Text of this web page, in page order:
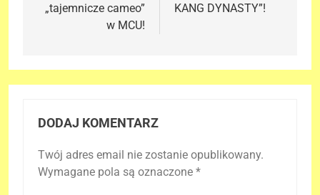
„tajemnicze cameo”
w MCU!
KANG DYNASTY”!
DODAJ KOMENTARZ
Twój adres email nie zostanie opublikowany.
Wymagane pola są oznaczone *